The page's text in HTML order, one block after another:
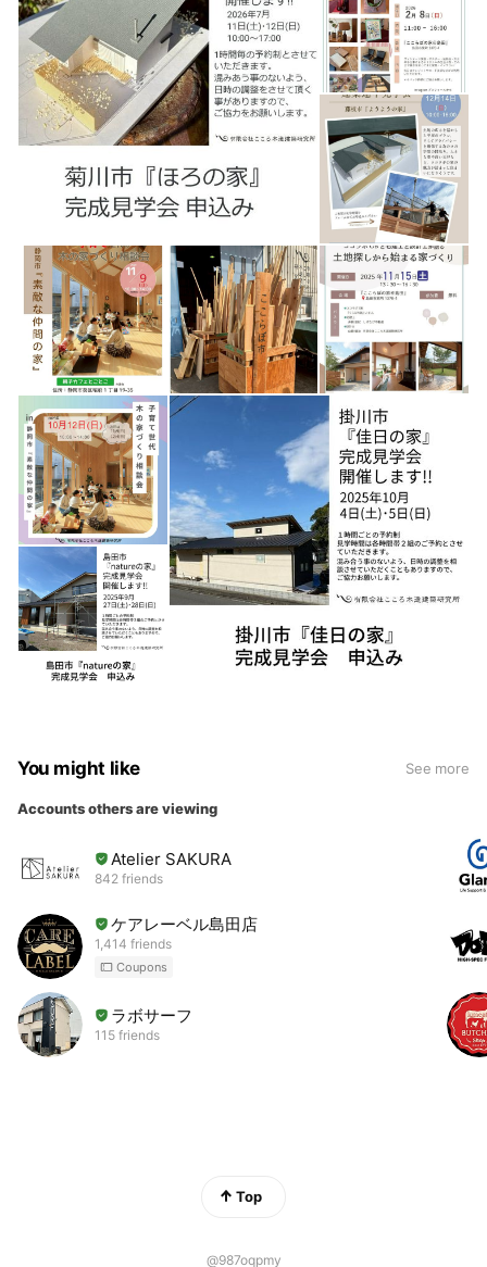
You might like See more
Accounts others are viewing
Atelier SAKURA
842 friends
ケアレーベル島田店
1,414 friends
Coupons
ラボサーフ
115 friends
Top
@987oqpmy